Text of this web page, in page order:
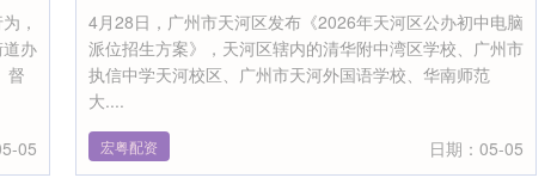
，
办
督
05
4月28日，广州市天河区发布《2026年天河区公办初中电脑
派位招生方案》，天河区辖内的清华附中湾区学校、广州市
执信中学天河校区、广州市天河外国语学校、华南师范
大....
宏粤配资 日期：05-05